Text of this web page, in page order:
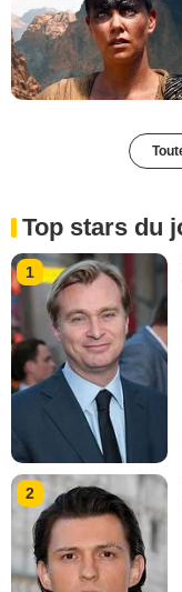
Top stars du
1
2